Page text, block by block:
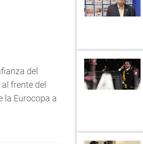
del
frente del
la Eurocopa a